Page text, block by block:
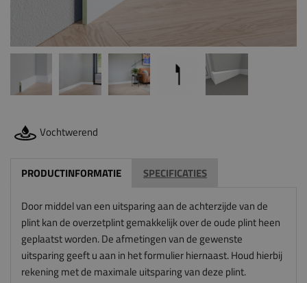
Vochtwerend
PRODUCTINFORMATIE SPECIFICATIES
Door middel van een uitsparing aan de achterzijde van de
plint kan de overzetplint gemakkelijk over de oude plint heen
geplaatst worden. De afmetingen van de gewenste
uitsparing geeft u aan in het formulier hiernaast. Houd hierbij
rekening met de maximale uitsparing van deze plint.